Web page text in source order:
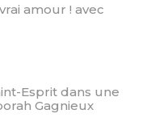
amour ! avec
Esprit dans une
Gagnieux